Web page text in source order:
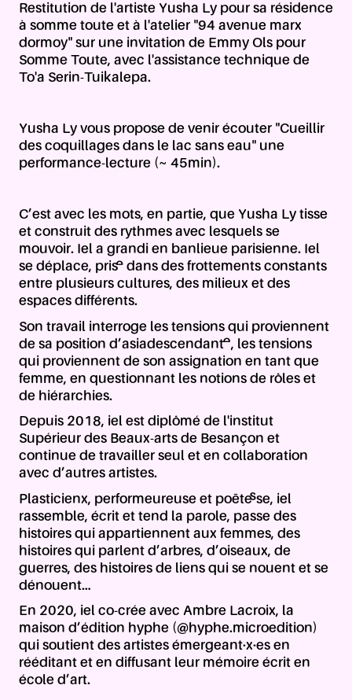
Restitution de l'artiste Yusha Ly pour sa résidence
à somme toute et à l'atelier "94 avenue marx
dormoy" sur une invitation de Emmy Ols pour
Somme Toute, avec l'assistance technique de
To'a Serin-Tuikalepa.
Yusha Ly vous propose de venir écouter "Cueillir
des coquillages dans le lac sans eau" une
performance-lecture (~ 45min).
C’est avec les mots, en partie, que Yusha Ly tisse
et construit des rythmes avec lesquels se
mouvoir. Iel a grandi en banlieue parisienne. Iel
se déplace, pris·e dans des frottements constants
entre plusieurs cultures, des milieux et des
espaces différents.
Son travail interroge les tensions qui proviennent
de sa position d’asiadescendant·e, les tensions
qui proviennent de son assignation en tant que
femme, en questionnant les notions de rôles et
de hiérarchies.
Depuis 2018, iel est diplômé de l'institut
Supérieur des Beaux-arts de Besançon et
continue de travailler seul et en collaboration
avec d’autres artistes.
Plasticienx, performeureuse et poète·sse, iel
rassemble, écrit et tend la parole, passe des
histoires qui appartiennent aux femmes, des
histoires qui parlent d’arbres, d’oiseaux, de
guerres, des histoires de liens qui se nouent et se
dénouent...
En 2020, iel co-crée avec Ambre Lacroix, la
maison d’édition hyphe (@hyphe.microedition)
qui soutient des artistes émergeant·x·es en
rééditant et en diffusant leur mémoire écrit en
école d’art.